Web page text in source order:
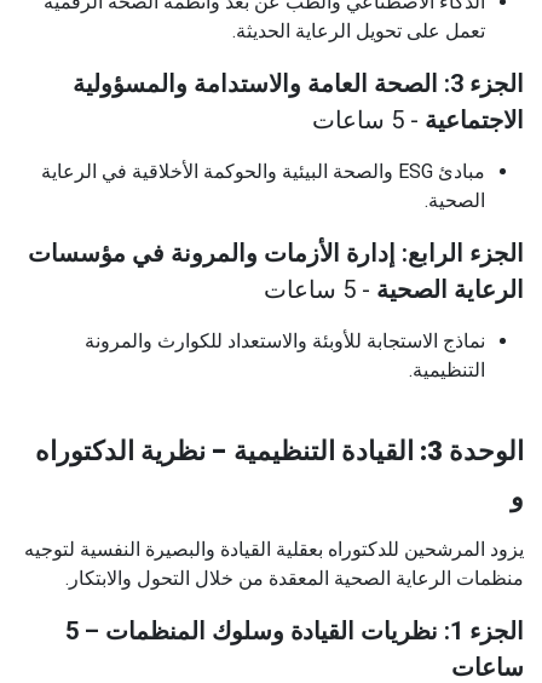
تعمل على تحويل الرعاية الحديثة.
الجزء 3: الصحة العامة والاستدامة والمسؤولية
الاجتماعية - 5 ساعات
مبادئ ESG والصحة البيئية والحوكمة الأخلاقية في الرعاية
الصحية.
الجزء الرابع: إدارة الأزمات والمرونة في مؤسسات
الرعاية الصحية - 5 ساعات
نماذج الاستجابة للأوبئة والاستعداد للكوارث والمرونة
التنظيمية.
الوحدة 3: القيادة التنظيمية - نظرية الدكتوراه
و
يزود المرشحين للدكتوراه بعقلية القيادة والبصيرة النفسية لتوجيه
منظمات الرعاية الصحية المعقدة من خلال التحول والابتكار.
الجزء 1: نظريات القيادة وسلوك المنظمات – 5
ساعات